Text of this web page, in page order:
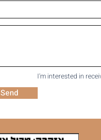
I'm interested in
Send